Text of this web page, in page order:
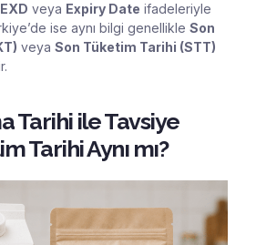
EXD veya Expiry Date ifadeleriyle
ise aynı bilgi genellikle Son
veya Son Tüketim Tarihi (STT)
Tarihi ile Tavsiye
Tarihi Aynı mı?